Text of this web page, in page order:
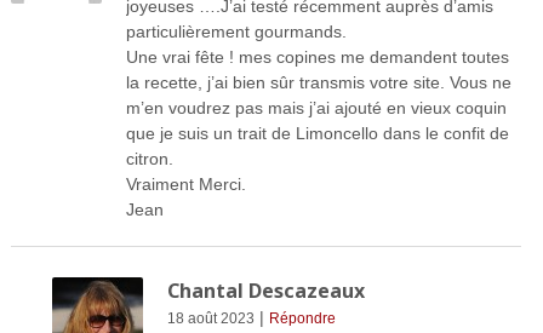
joyeuses ….J’ai testé récemment auprès d’amis
particulièrement gourmands.
Une vrai fête ! mes copines me demandent toutes
la recette, j’ai bien sûr transmis votre site. Vous ne
m’en voudrez pas mais j’ai ajouté en vieux coquin
que je suis un trait de Limoncello dans le confit de
citron.
Vraiment Merci.
Jean
Chantal Descazeaux
18 août 2023 | Répondre